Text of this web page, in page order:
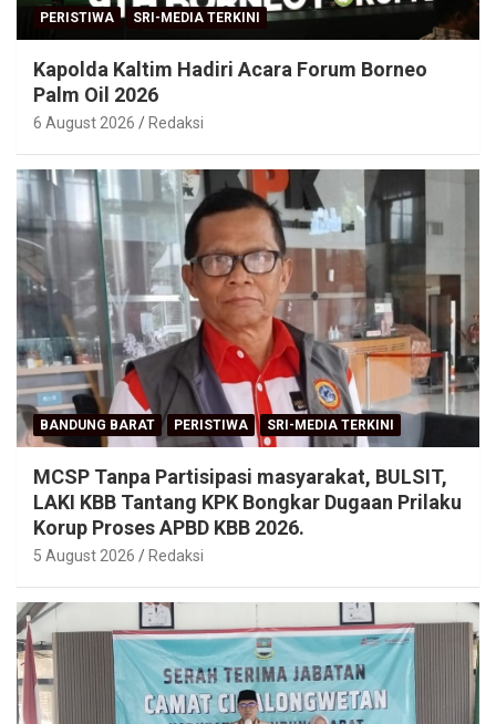
PERISTIWA SRI-MEDIA TERKINI
Kapolda Kaltim Hadiri Acara Forum Borneo
Palm Oil 2026
6 August 2026 Redaksi
BANDUNG BARAT PERISTIWA SRI-MEDIA TERKINI
MCSP Tanpa Partisipasi masyarakat, BULSIT,
LAKI KBB Tantang KPK Bongkar Dugaan Prilaku
Korup Proses APBD KBB 2026.
5 August 2026 Redaksi